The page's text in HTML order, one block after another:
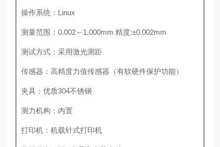
操作系统： Linux
测量范围： 0.002～ 1.000mm 精度:±0.002mm
测试方式：采用激光测距
传感器：高精度力值传感器（有软硬件保护功能）
夹具：优质304不锈钢
测力机构：内置
打印机：机载针式打印机